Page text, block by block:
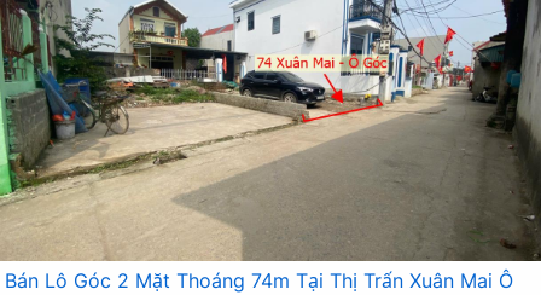
Bán Lô Góc 2 Mặt Thoáng 74m Tại Thị Trấn Xuân Mai Ô